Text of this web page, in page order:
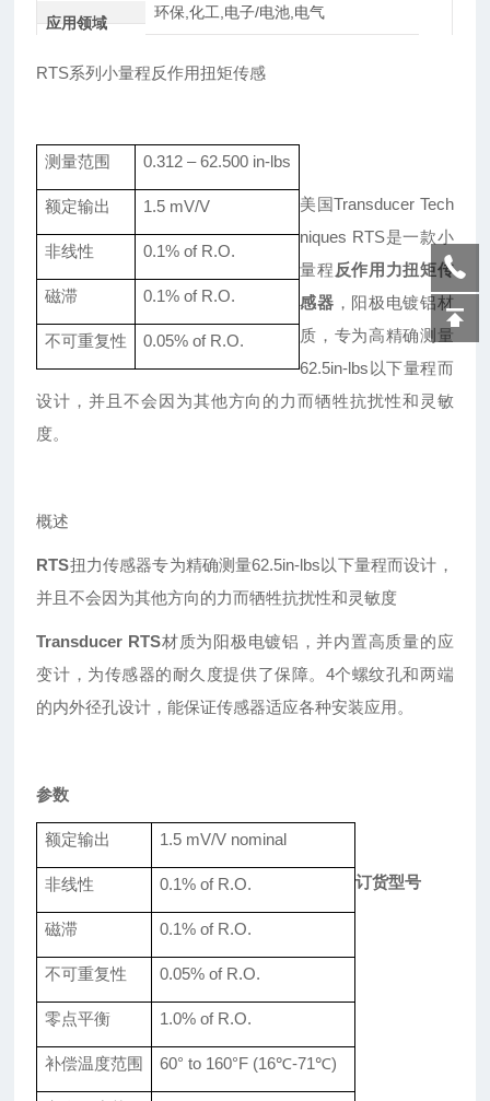
应用领域
环保,化工,电子/电池,电气
RTS系列小量程反作用扭矩传感
测量范围 0.312– 62.500 in-lbs
额定输出 1.5 mV/V
非线性 0.1% of R.O.
磁滞 0.1% of R.O.
不可重复性 0.05% of R.O.
美国Transducer Tech
niques RTS是一款小
量程 反作用力扭矩传
感器 ，阳极电镀铝材
质，专为高精确测量
62.5in-lbs以下量程而
设计，并且不会因为其他方向的力而牺牲抗扰性和灵敏
度。
概述
RTS扭力传感器专为精确测量62.5in-lbs以下量程而设计，
并且不会因为其他方向的力而牺牲抗扰性和灵敏度
Transducer RTS材质为阳极电镀铝，并内置高质量的应
变计，为传感器的耐久度提供了保障。 4个螺纹孔和两端
的内外径孔设计，能保证传感器适应各种安装应用。
参数
额定输出 1.5 mV/V nominal
非线性 0.1% of R.O.
磁滞 0.1% of R.O.
不可重复性 0.05% of R.O.
零点平衡 1.0% of R.O.
补偿温度范围 60° to 160°F (16℃-71℃)
订货型号